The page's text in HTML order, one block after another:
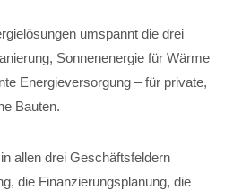
umspannt die drei
Sonnenenergie für Wärme
Energieversorgung – für private,
Bauten.
allen drei Geschäftsfeldern
die Finanzierungsplanung, die